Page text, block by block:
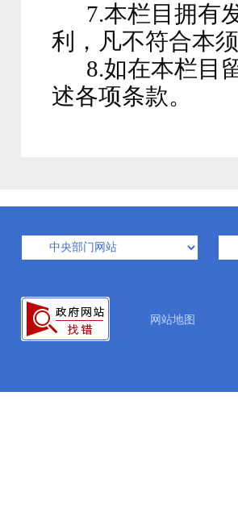
7.本栏目拥有
利，凡不符合本
8.如在本栏目
述各项条款。
网站地图